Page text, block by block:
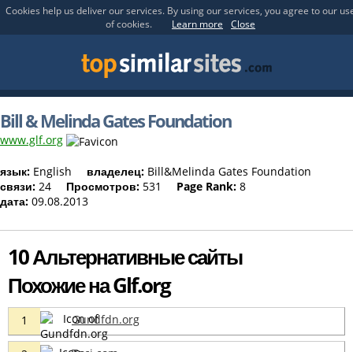
Cookies help us deliver our services. By using our services, you agree to our
of cookies.
Learn more Close
Bill & Melinda Gates Foundation
www.glf.org
язык: English владелец: Bill&Melinda Gates Foundation
связи: 24 Просмотров: 531 Page Rank: 8
дата: 09.08.2013
10 Альтернативные сайты
Похожие на Glf.org
1 Gundfdn.org